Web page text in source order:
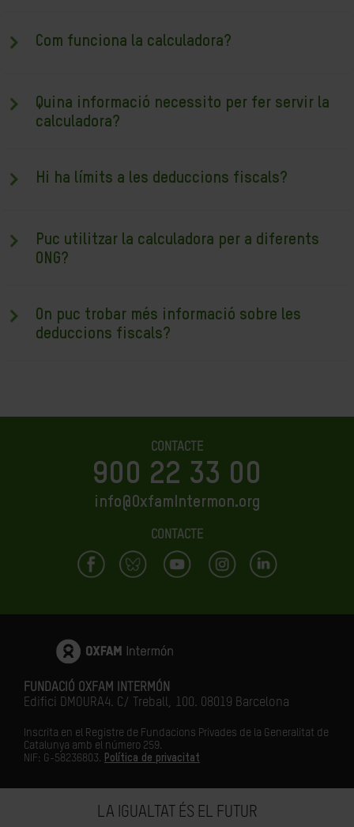
Com funciona la calculadora?
Quina informació necessito per fer servir la
calculadora?
Hi ha límits a les deduccions fiscals?
Puc utilitzar la calculadora per a diferents
ONG?
On puc trobar més informació sobre les
deduccions fiscals?
CONTACTE
900 22 33 00
info@OxfamIntermon.org
CONTACTE
FUNDACIÓ OXFAM INTERMÓN
Edifici DMOURA4. C/ Treball, 100. 08019 Barcelona
Inscrita en el Registre de Fundacions Privades de la Generalitat de
Catalunya amb el número 259.
NIF: G-58236803. Política de privacitat
LA IGUALTAT ÉS EL FUTUR